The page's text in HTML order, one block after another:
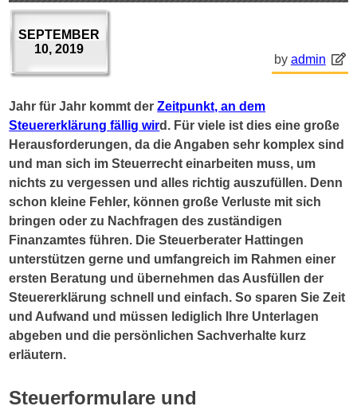
SEPTEMBER
10, 2019
by admin
Jahr für Jahr kommt derZeitpunkt, an dem
Steuererklärung fällig wird. Für viele ist dies eine große
Herausforderungen, da die Angaben sehr komplex sind
und man sich im Steuerrecht einarbeiten muss, um
nichts zu vergessen und alles richtig auszufüllen. Denn
schon kleine Fehler, können große Verluste mit sich
bringen oder zu Nachfragen des zuständigen
Finanzamtes führen. Die Steuerberater Hattingen
unterstützen gerne und umfangreich im Rahmen einer
ersten Beratung und übernehmen das Ausfüllen der
Steuererklärung schnell und einfach. So sparen Sie Zeit
und Aufwand und müssen lediglich Ihre Unterlagen
abgeben und die persönlichen Sachverhalte kurz
erläutern.
Steuerformulare und